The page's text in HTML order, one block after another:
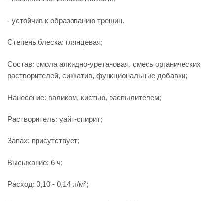
- устойчив к образованию трещин.
Степень блеска: глянцевая;
Состав: смола алкидно-уретановая, смесь органических
растворителей, сиккатив, функциональные добавки;
Нанесение: валиком, кистью, распылителем;
Растворитель: уайт-спирит;
Запах: присутствует;
Высыхание: 6 ч;
Расход: 0,10 - 0,14 л/м²;